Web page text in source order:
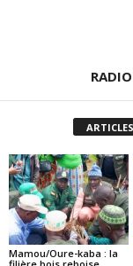
Mamou/Oure-kaba : la